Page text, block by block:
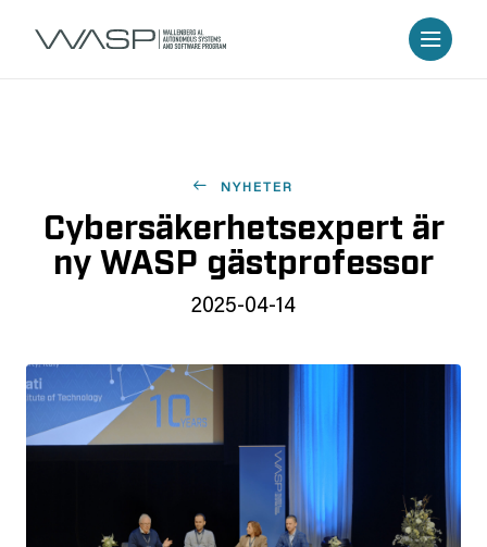
NYHETER
Cybersäkerhetsexpert är
ny WASP gästprofessor
2025-04-14